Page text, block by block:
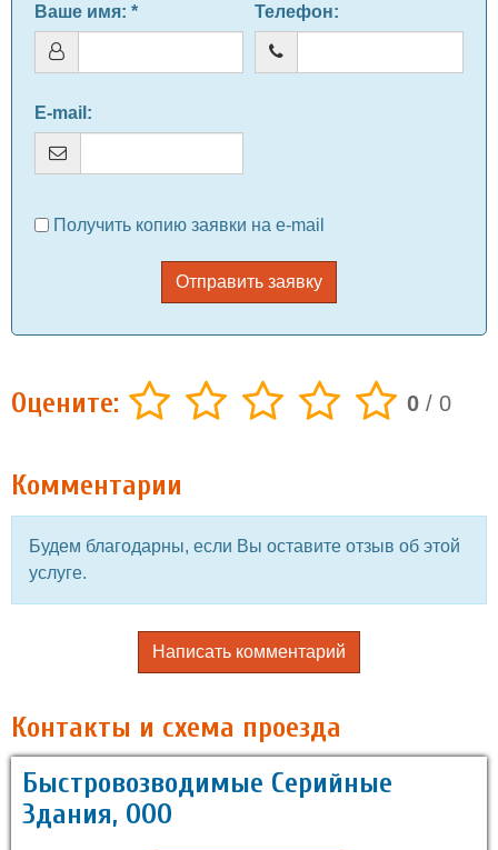
Ваше имя: * Телефон:
E-mail :
Получить копию заявки на e-mail
Отправить заявку
Оцените: 0 / 0
Комментарии
Будем благодарны, если Вы оставите отзыв об этой
услуге.
Написать комментарий
Контакты и схема проезда
Быстровозводимые Cерийные
Здания, ООО